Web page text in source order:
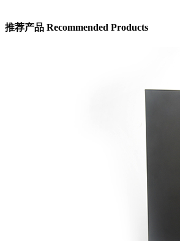
推荐产品 Recommended Products